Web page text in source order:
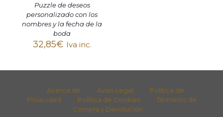
Puzzle de deseos
personalizado con los
nombres y la fecha de la
boda
32,85€ Iva inc.
Acerca de Aviso Legal
Política de
Privacidad
Política de Cookies
Términos de
Compra y Devolución